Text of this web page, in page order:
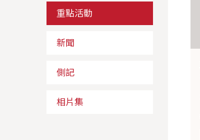
重點活動
新聞
側記
相片集